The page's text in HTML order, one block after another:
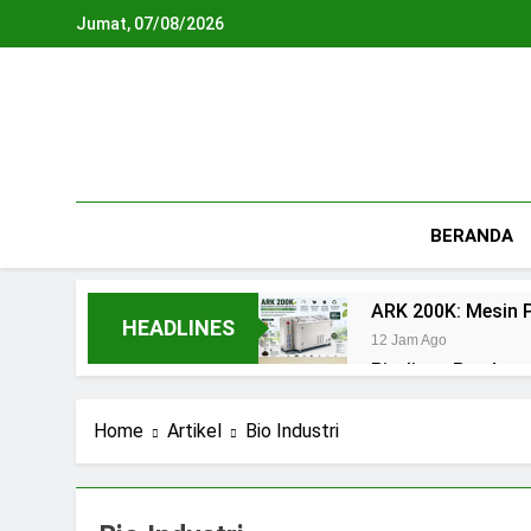
Jumat, 07/08/2026
BERANDA
HEADLINES
ARK 200K: Mesin
12 Jam Ago
Piroliser:
Teknologi
Home Artikel Bio Industri